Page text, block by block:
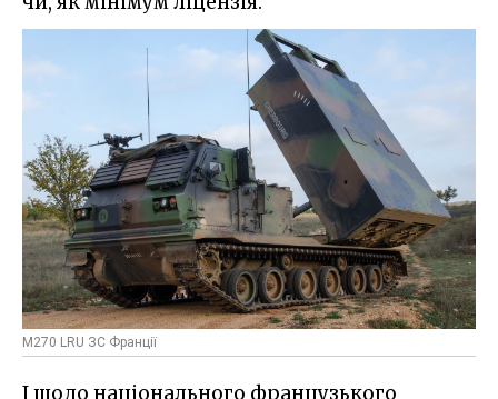
M270 LRU ЗС Франції
І щодо національного французького